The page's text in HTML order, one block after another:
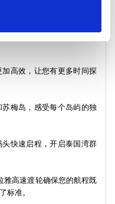
高效，让您有更多时间探
梅岛，感受每个岛屿的独
头快速启程，开启泰国湾群
雅高速渡轮确保您的航程既
标准。